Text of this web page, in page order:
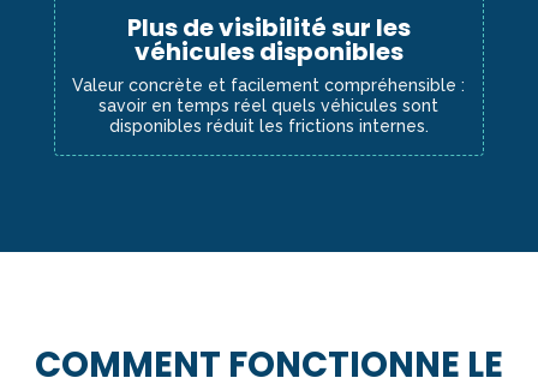
Plus de visibilité sur les
véhicules disponibles
Valeur concrète et facilement compréhensible :
savoir en temps réel quels véhicules sont
disponibles réduit les frictions internes.
COMMENT FONCTIONNE LE